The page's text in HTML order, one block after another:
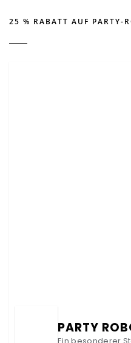
25 % RABATT AUF PARTY-
PARTY
Ein besonderer